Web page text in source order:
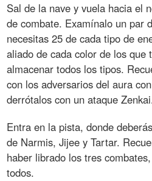
Sal de la nave y vuela hacia el
de combate. Examínalo un par
necesitas 25 de cada tipo de
aliado de cada color de los que
almacenar todos los tipos.
con los adversarios del aura
derrótalos con un ataque
Entra en la pista, donde
de Narmis, Jijee y Tartar.
haber librado los tres
todos.